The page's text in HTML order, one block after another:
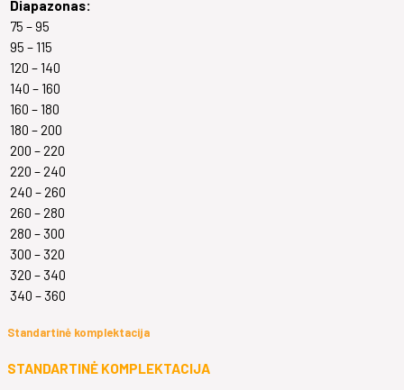
Diapazonas:
75 – 95
95 – 115
120 – 140
140 – 160
160 – 180
180 – 200
200 – 220
220 – 240
240 – 260
260 – 280
280 – 300
300 – 320
320 – 340
340 – 360
Standartinė komplektacija
STANDARTINĖ KOMPLEKTACIJA